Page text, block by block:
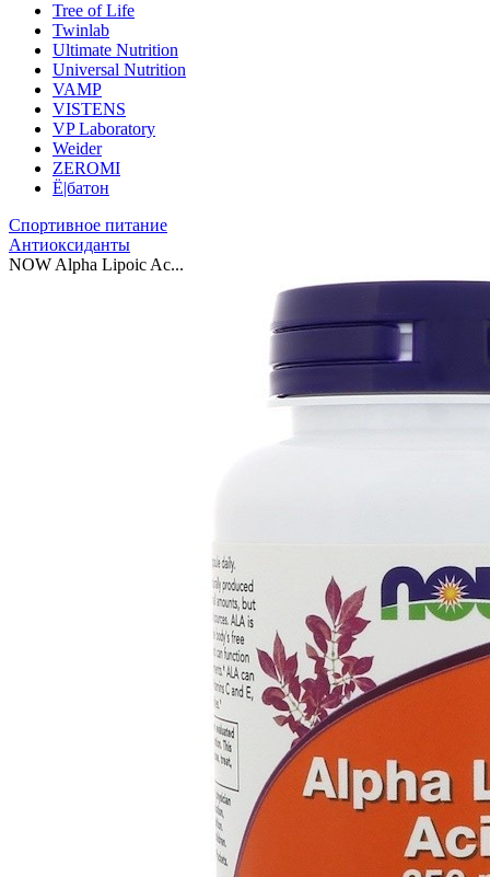
Tree of Life
Twinlab
Ultimate Nutrition
Universal Nutrition
VAMP
VISTENS
VP Laboratory
Weider
ZEROMI
Ё|батон
Спортивное питание
Антиоксиданты
NOW Alpha Lipoic Ac...